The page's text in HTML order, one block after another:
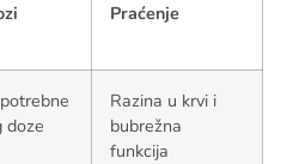
Praćenje
doze
Razina u krvi i
bubrežna
funkcija